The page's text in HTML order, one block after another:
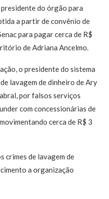
do órgão para
a partir de convênio de
para pagar cerca de R$
de Adriana Ancelmo.
o presidente do sistema
lavagem de dinheiro de Ary
por falsos serviços
com concessionárias de
cerca de R$ 3
crimes de lavagem de
a organização